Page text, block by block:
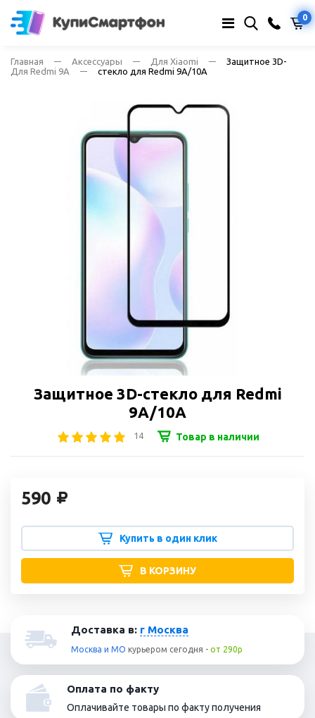
0
Главная Аксессуары
Для Xiaomi
Для Redmi 9A
Защитное 3D-
стекло для Redmi 9A/10A
Защитное 3D-стекло для Redmi
9A/10A
14 Товар в наличии
590
Купить в один клик
В КОРЗИНУ
Доставка в: г Москва
Москва и МО курьером сегодня - от 290р
Оплата по факту
Оплачивайте товары по факту получения